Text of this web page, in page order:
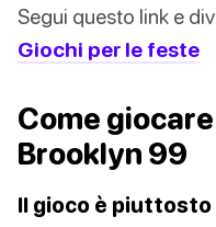
Segui questo link e
Giochi per le feste
Come
Brooklyn 99
Il gioco è